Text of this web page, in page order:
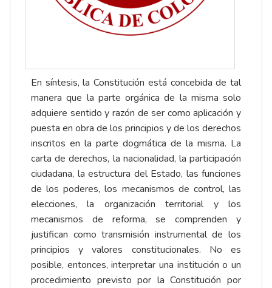
En síntesis, la Constitución está concebida de tal
manera que la parte orgánica de la misma solo
adquiere sentido y razón de ser como aplicación y
puesta en obra de los principios y de los derechos
inscritos en la parte dogmática de la misma. La
carta de derechos, la nacionalidad, la participación
ciudadana, la estructura del Estado, las funciones
de los poderes, los mecanismos de control, las
elecciones, la organización territorial y los
mecanismos de reforma, se comprenden y
justifican como transmisión instrumental de los
principios y valores constitucionales. No es
posible, entonces, interpretar una institución o un
procedimiento previsto por la Constitución por